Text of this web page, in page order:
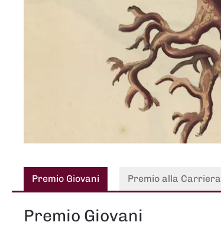
Premio Giovani Premio alla Carriera
Premio Giovani